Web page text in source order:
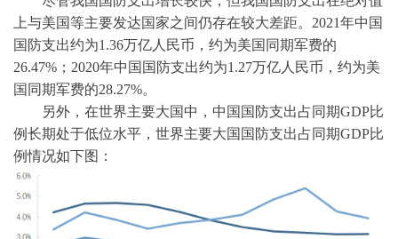
上与美国等主要发达国家之间仍存在较大差距。 2021年中国
国防支出约为1.36万亿人民币，约为美国同期军费的
26.47%；2020年中国国防支出约为1.27万亿人民币，约为美
国同期军费的28.27%。
另外，在世界主要大国中，中国国防支出占同期GDP比
例长期处于低位水平，世界主要大国国防支出占同期GDP比
例情况如下图：